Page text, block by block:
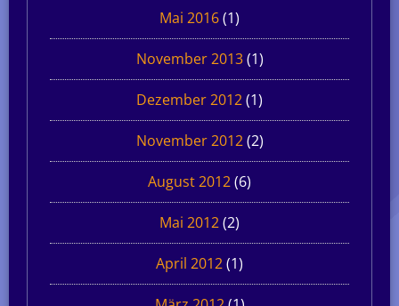
Mai 2016(1)
November 2013(1)
Dezember 2012(1)
November 2012(2)
August 2012(6)
Mai 2012(2)
April 2012(1)